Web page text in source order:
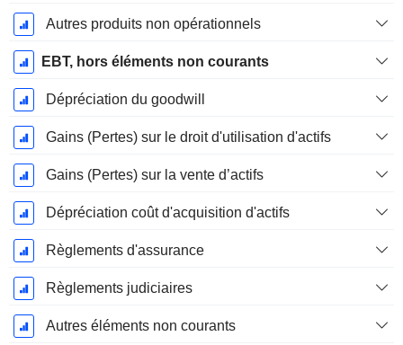
Autres produits non opérationnels
EBT, hors éléments non courants
Dépréciation du goodwill
Gains (Pertes) sur le droit d'utilisation d'actifs
Gains (Pertes) sur la vente d’actifs
Dépréciation coût d'acquisition d'actifs
Règlements d'assurance
Règlements judiciaires
Autres éléments non courants